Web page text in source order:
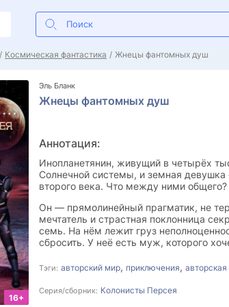
Космическая фантастика Жнецы фантомных душ
16+
Эль Бланк
Жнецы фантомных душ
Аннотация:
Инопланетянин, живущий в четырёх
Солнечной системы, и земная
второго века. Что между ними общего?
Он — прямолинейный прагматик, не
мечтатель и страстная поклонница
семь. На нём лежит груз
сбросить. У неё есть муж, которого
хитроумных замыслов. Чтобы
принять свою истинную суть.
Тэги: авторский мир, приключения, авторская
Серия/сборник: Колонисты Персея